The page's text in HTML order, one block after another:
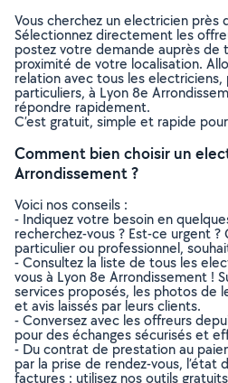
Vous cherchez un electricien près
Sélectionnez directement les
postez votre demande auprès de
proximité de votre localisation.
relation avec tous les
particuliers, à Lyon 8e
répondre rapidement.
C’est gratuit, simple et rapide
Comment bien choisir un
Arrondissement ?
Voici nos conseils :
- Indiquez votre besoin en
recherchez-vous ? Est-ce urgent
particulier ou professionnel,
- Consultez la liste de tous les
vous à Lyon 8e Arrondissement !
services proposés, les photos de
et avis laissés par leurs clients.
- Conversez avec les offreurs
pour des échanges sécurisés et
- Du contrat de prestation au
par la prise de rendez-vous, l’état
factures : utilisez nos outils